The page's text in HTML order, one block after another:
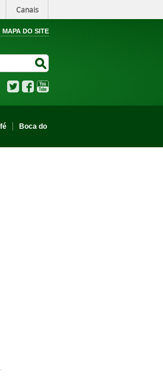
Canais
MAPA DO SITE
TwitterFacebook
Boca do